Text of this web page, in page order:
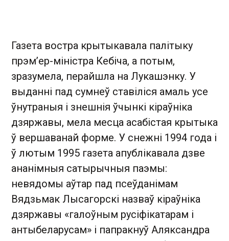
Газета востра крытыкавала палітыку
прэм’ер-міністра Кебіча, а потым,
зразумела, перайшла на Лукашэнку. У
выданні пад сумнеў ставіліся амаль усе
ўнутраныя і знешнія ўчынкі кіраўніка
дзяржавы, мела месца асабістая крытыка
ў вершаванай форме. У снежні 1994 года і
ў лютым 1995 газета апублікавала дзве
ананімныя сатырычныя паэмы:
невядомы аўтар пад псеўданімам
Вядзьмак Лысагорскі назваў кіраўніка
дзяржавы «галоўным русіфікатарам і
антыбеларусам» і папракнуў Аляксандра